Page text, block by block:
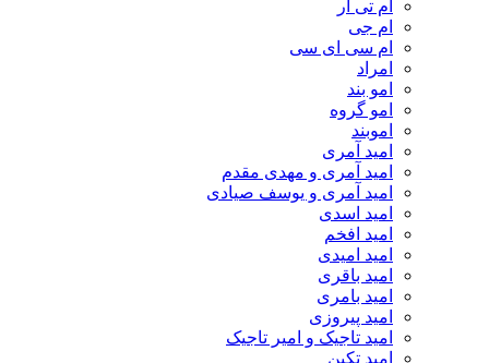
ام تی آر
ام جی
ام سی ای سی
امراد
امو بند
امو گروه
اموبند
امید آمری
امید آمری و مهدی مقدم
امید آمری و یوسف صیادی
امید اسدی
امید افخم
امید امیدی
امید باقری
امید بامری
امید پیروزی
امید تاجیک و امیر تاجیک
امید تکین